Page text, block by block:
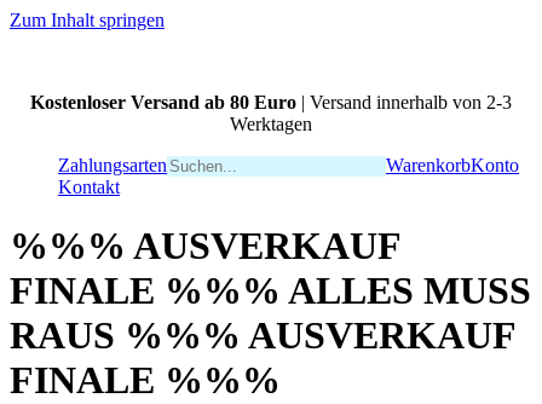
Zum Inhalt springen
Kostenloser Versand ab 80 Euro | Versand innerhalb von 2-3
Werktagen
Zahlungsarten
WarenkorbKonto
Kontakt
%%% AUSVERKAUF
FINALE %%% ALLES MUSS
RAUS %%% AUSVERKAUF
FINALE %%%